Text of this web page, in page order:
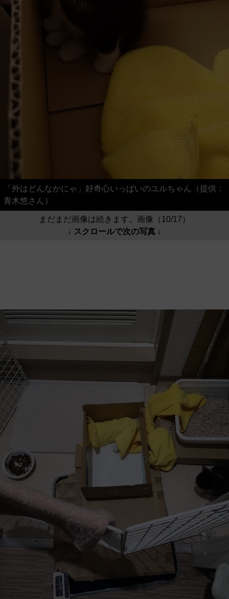
「外はどんなかにゃ」好奇心いっぱいのユルちゃん（提供：
青木悠さん）
まだまだ画像は続きます。画像（10/17）
↓ スクロールで次の写真 ↓